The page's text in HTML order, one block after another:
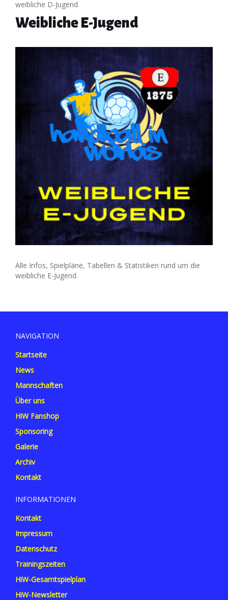
weibliche D-Jugend.
Weibliche E-Jugend
Alle Infos, Spielpläne, Tabellen & Statistiken rund um die
weibliche E-Jugend.
NAVIGATION
Startseite
News
Mannschaften
Über uns
HiW Fanshop
Sponsoring
Galerie
Archiv
Kontakt
INFORMATIONEN
Kontakt
Impressum
Datenschutz
Trainingszeiten
HiW-Gesamtspielplan
HiW-Newsletter